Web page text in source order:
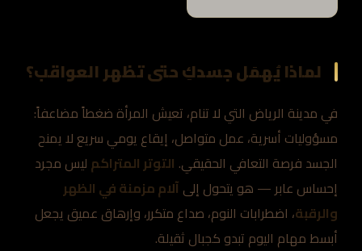
لماذا يُهمَل جسدكِ حتى تظهر العواقب؟
في مدينة الرياض التي لا تنام، تعيش المرأة ضغطاً مضاعفاً:
مسؤوليات أسرية، عمل متواصل، إيقاع يومي سريع لا يمنح
الجسد فرصة التعافي الحقيقي. التوتر المتراكم ليس مجرد
إحساس عابر — هو يتحول إلى آلام مزمنة في الظهر
والرقبة، اضطرابات النوم، صداع متكرر، وإرهاق عميق يجعل
أبسط مهام اليوم تبدو كجبال ثقيلة.